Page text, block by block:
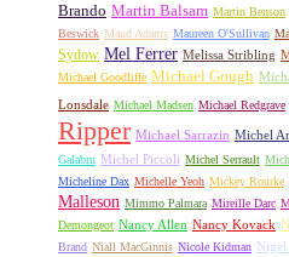
Brando Martin Balsam Martin Benson
Beswick Maud Adams Maureen O'Sullivan
Sydow Mel Ferrer Melissa Stribling
Michael Goodliffe Michael Gough
Lonsdale Michael Madsen Michael Redgrave
Ripper Michael Sarrazin Michel
Galabru Michel Piccoli Michel Serrault
Micheline Dax Michelle Yeoh Mickey Rourke
Malleson Mimmo Palmara Mireille Darc
Demongeot Nancy Allen Nancy Kovack
Brand Niall MacGinnis Nicole Kidman Nigel